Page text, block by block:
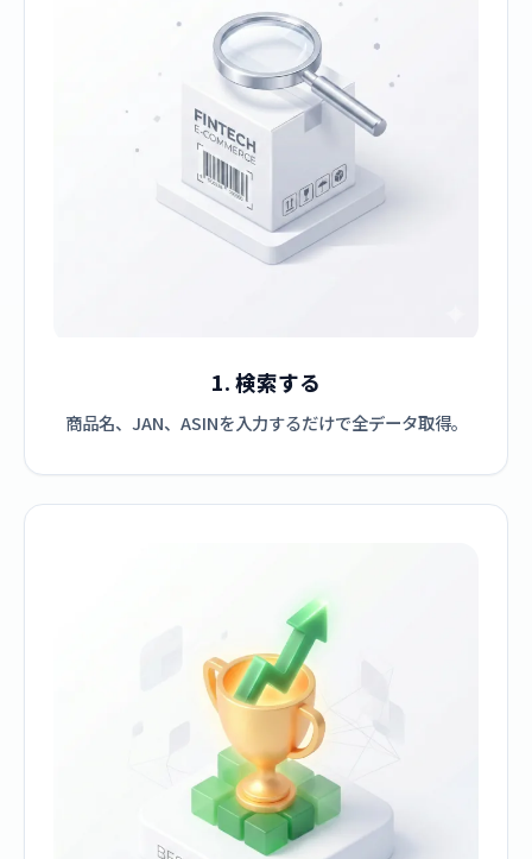
1. 検索する
商品名、JAN、ASINを入力するだけで全データ取得。